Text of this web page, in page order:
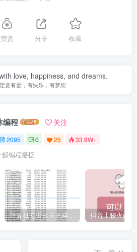
赞赏 分享 收藏
love, happiness, and dreams.
要有爱，有快乐，有梦想
编程 关注
2095 0 25 33.9W+
起编程摇摆
计算机专业相关的毕业设计论文合集免费下载